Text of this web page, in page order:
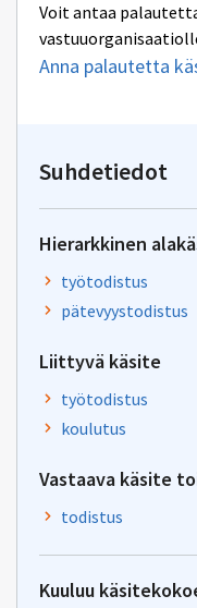
Voit antaa
Anna palautetta
Suhdetiedot
Hierarkkinen
työtodistus
pätevyystodistus
Liittyvä käsite
työtodistus
koulutus
Vastaava käsite
todistus
Kuuluu